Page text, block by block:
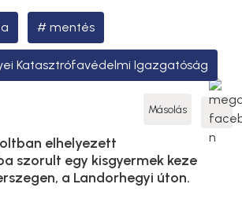
mentés
Katasztrófavédelmi Igazgatóság
Másolás
elhelyezett
szorult egy kisgyermek keze
a Landorhegyi úton.